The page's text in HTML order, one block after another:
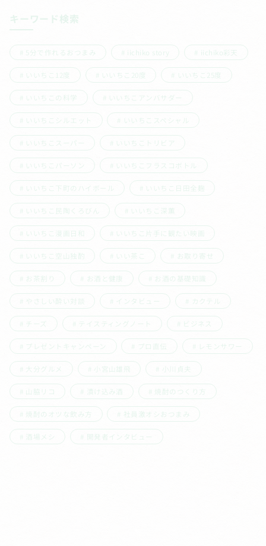
キーワード検索
5分で作れるおつまみ iichiko story iichiko彩天
いいちこ12度 いいちこ20度 いいちこ25度
いいちこの科学 いいちこアンバサダー
いいちこシルエット いいちこスペシャル
いいちこスーパー いいちこトリビア
いいちこパーソン いいちこフラスコボトル
いいちこ下町のハイボール いいちこ日田全麹
いいちこ民陶くろびん いいちこ深薫
いいちこ漫画日和 いいちこ片手に観たい映画
いいちこ空山独酌 いい茶こ お取り寄せ
お茶割り お酒と健康 お酒の基礎知識
やさしい酔い対談 インタビュー カクテル
チーズ テイスティングノート ビジネス
プレゼントキャンペーン プロ直伝 レモンサワー
大分グルメ 小宮山雄飛 小川貞夫
山脇リコ 漬け込み酒 焼酎のつくり方
焼酎のオツな飲み方 社員激オシおつまみ
酒場メシ 開発者インタビュー